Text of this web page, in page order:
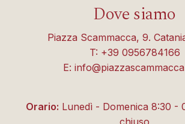
Dove siamo
Piazza Scammacca, 9.
T: +39 0956784166
E:
Orario: Lunedì - Domenica 8:30 -
chiuso